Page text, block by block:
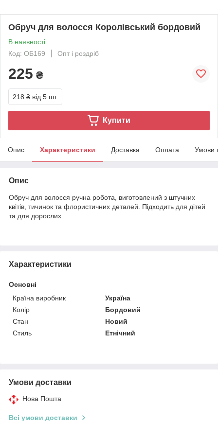
Обруч для волосся Королівський бордовий
В наявності
Код: ОБ169
Опт і роздріб
225 ₴
218 ₴ від 5 шт.
Купити
Опис Характеристики Доставка Оплата Умови
Опис
Обруч для волосся ручна робота, виготовлений з штучних
квітів, тичинок та флористичних деталей. Підходить для дітей
та для дорослих.
Характеристики
Основні
Країна виробник
Україна
Колір
Бордовий
Стан
Новий
Стиль
Етнічний
Умови доставки
Нова Пошта
Всі умови доставки